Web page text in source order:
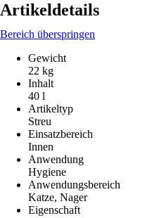
Artikeldetails
Bereich überspringen
Gewicht
22 kg
Inhalt
40 l
Artikeltyp
Streu
Einsatzbereich
Innen
Anwendung
Hygiene
Anwendungsbereich
Katze, Nager
Eigenschaft